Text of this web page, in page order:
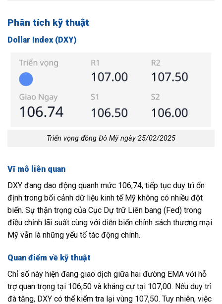
Phân tích kỹ thuật
Dollar Index (DXY)
Triển vọng đồng Đô Mỹ ngày 25/02/2025
Vĩ mô liên quan
DXY đang dao động quanh mức 106,74, tiếp tục duy trì ổn
định trong bối cảnh dữ liệu kinh tế Mỹ không có nhiều đột
biến. Sự thận trọng của Cục Dự trữ Liên bang (Fed) trong
điều chỉnh lãi suất cùng với diễn biến chính sách thương mại
Mỹ vẫn là những yếu tố tác động chính.
Quan điểm về kỹ thuật
Chỉ số này hiện đang giao dịch giữa hai đường EMA với hỗ
trợ quan trọng tại 106,50 và kháng cự tại 107,00. Nếu duy trì
đà tăng, DXY có thể kiểm tra lại vùng 107,50. Tuy nhiên, việc